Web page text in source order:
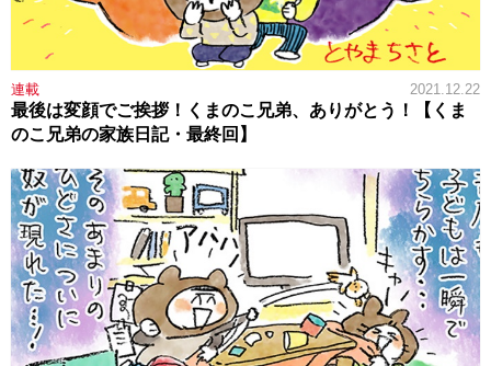
連載 2021.12.22
最後は変顔でご挨拶！くまのこ兄弟、ありがとう！【くま
のこ兄弟の家族日記・最終回】